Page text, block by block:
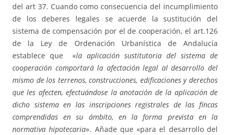
del art 37. Cuando como consecuencia del incumplimiento
de los deberes legales se acuerde la sustitución del
sistema de compensación por el de cooperación, el art.126
de la Ley de Ordenación Urbanística de Andalucía
establece que «la aplicación sustitutoria del sistema de
cooperación comportará la afectación legal al desarrollo del
mismo de los terrenos, construcciones, edificaciones y derechos
que les afecten, efectuándose la anotación de la aplicación de
dicho sistema en las inscripciones registrales de las fincas
comprendidas en su ámbito, en la forma prevista en la
normativa hipotecaria». Añade que «para el desarrollo del